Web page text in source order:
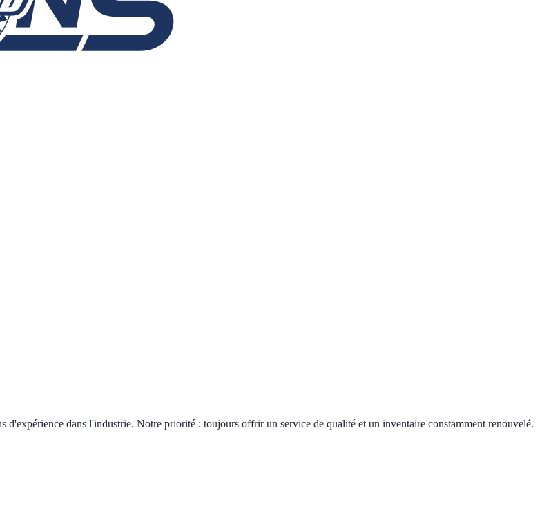
dans l'industrie. Notre priorité : toujours offrir un service de qualité et un inventaire constamment renouvelé.